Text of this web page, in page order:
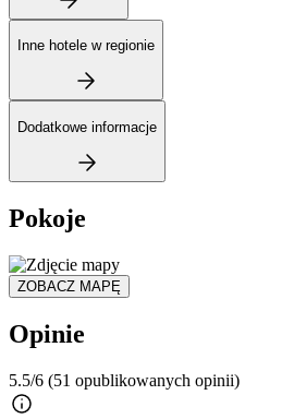
Inne hotele w regionie
Dodatkowe informacje
Pokoje
ZOBACZ MAPĘ
Opinie
5.5/6 (51 opublikowanych opinii)